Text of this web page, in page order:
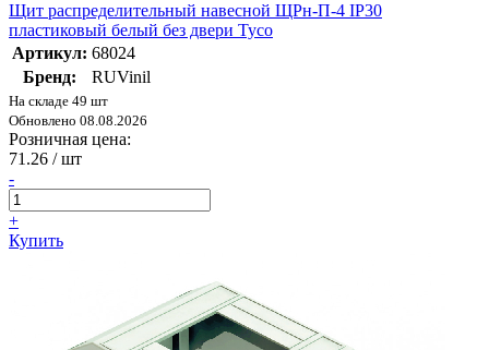
Щит распределительный навесной ЩРн-П-4 IP30
пластиковый белый без двери Тусо
Артикул: 68024
Бренд:
RUVinil
На складе 49 шт
Обновлено 08.08.2026
Розничная цена:
71.26 / шт
-
+
Купить